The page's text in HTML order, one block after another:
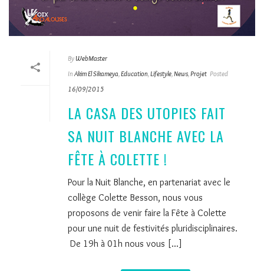
By WebMaster
In Akim El Sikameya,Education,Lifestyle,News,Projet Posted
16/09/2015
LA CASA DES UTOPIES FAIT
SA NUIT BLANCHE AVEC LA
FÊTE À COLETTE !
Pour la Nuit Blanche, en partenariat avec le
collège Colette Besson, nous vous
proposons de venir faire la Fête à Colette
pour une nuit de festivités pluridisciplinaires.
De 19h à 01h nous vous [...]